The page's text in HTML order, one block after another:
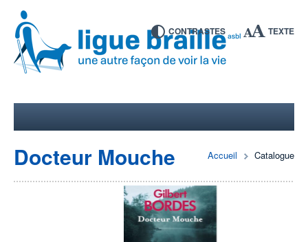
CONTRASTES TEXTE
Accueil Catalogue
Docteur Mouche